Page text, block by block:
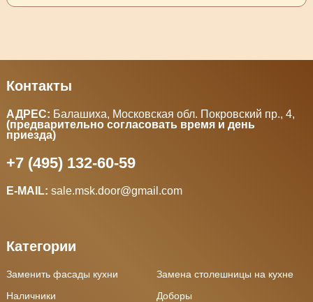
Контакты
АДРЕС: Балашиха, Московская обл. Покровский пр., 4,
(предварительно согласовать время и день
приезда)
+7 (495) 132-60-59
E-MAIL: sale.msk.door@gmail.com
Категории
Заменить фасады кухни
Замена столешницы на кухне
Наличники
Доборы